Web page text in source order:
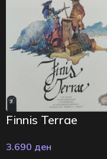
Finnis Terrae
3.690 ден